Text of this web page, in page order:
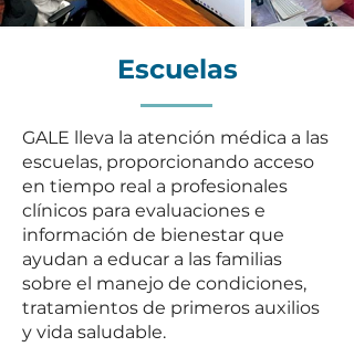
Escuelas
GALE lleva la atención médica a las
escuelas, proporcionando acceso
en tiempo real a profesionales
clínicos para evaluaciones e
información de bienestar que
ayudan a educar a las familias
sobre el manejo de condiciones,
tratamientos de primeros auxilios
y vida saludable.